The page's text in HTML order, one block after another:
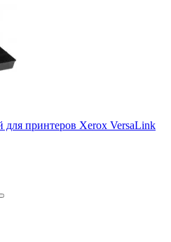
для принтеров Xerox VersaLink